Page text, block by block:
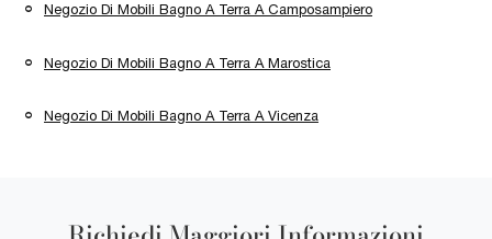
Negozio Di Mobili Bagno A Terra A Camposampiero
Negozio Di Mobili Bagno A Terra A Marostica
Negozio Di Mobili Bagno A Terra A Vicenza